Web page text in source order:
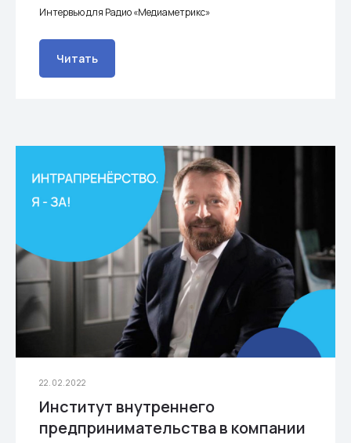
Интервью для Радио «Медиаметрикс»
Читать
22.02.2022
Институт внутреннего
предпринимательства в компании